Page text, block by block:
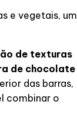
e vegetais, um
de texturas
de chocolate
das barras,
combinar o